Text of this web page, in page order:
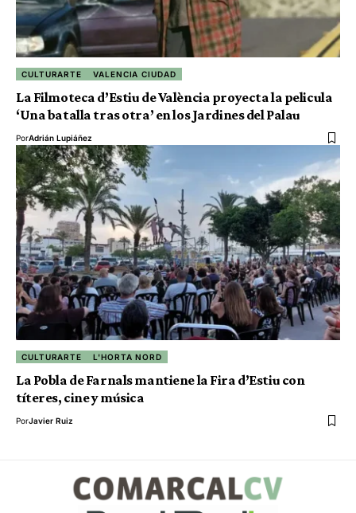
CULTURARTE VALENCIA CIUDAD
La Filmoteca d’Estiu de València proyecta la pelicula
‘Una batalla tras otra’ en los Jardines del Palau
PorAdrián Lupiáñez
CULTURARTE L'HORTA NORD
La Pobla de Farnals mantiene la Fira d’Estiu con
títeres, cine y música
PorJavier Ruiz